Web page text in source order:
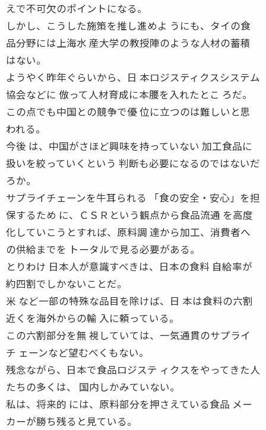
えで不可欠のポイントになる。
しかし、こうした施策を推し進めよ うにも、タイの食
品分野には上海水 産大学の教授陣のような人材の蓄積
はない。
ようやく昨年ぐらいから、日 本ロジスティクスシステム
協会などに 倣って人材育成に本腰を入れたとこ ろだ。
この点でも中国との競争で優 位に立つのは難しいと思
われる。
今後 は、中国がさほど興味を持っていない 加工食品に
扱いを絞っていくという 判断も必要になるのではないだ
ろか。
サプライチェーンを牛耳られる 「食の安全・安心」を担
保するため に、ＣＳＲという観点から食品流通 を高度
化していこうとすれば、原料調 達から加工、消費者へ
の供給までを トータルで見る必要がある。
とりわけ 日本人が意識すべきは、日本の食料 自給率が
約四割でしかないことだ。
米 など一部の特殊な品目を除けば、日 本は食料の六割
近くを海外からの輸 入に頼っている。
この六割部分を無 視していては、一気通貫のサプライ
チ ェーンなど望むべくもない。
残念ながら、日本で食品ロジステ ィクスをやってきた人
たちの多くは、 国内しかみていない。
私は、将来的 には、原料部分を押さえている食品 メー
カーが勝ち残ると見ている。